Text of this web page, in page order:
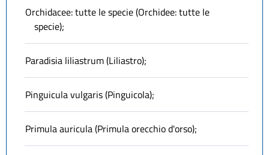
Orchidacee: tutte le specie (Orchidee: tutte le
specie);
Paradisia liliastrum (Liliastro);
Pinguicula vulgaris (Pinguicola);
Primula auricula (Primula orecchio d'orso);